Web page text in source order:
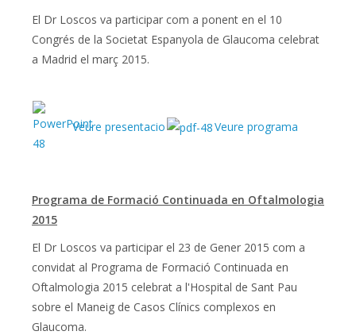
El Dr Loscos va participar com a ponent en el 10
Congrés de la Societat Espanyola de Glaucoma celebrat
a Madrid el març 2015.
Veure presentacio Veure programa
Programa de Formació Continuada en Oftalmologia
2015
El Dr Loscos va participar el 23 de Gener 2015 com a
convidat al Programa de Formació Continuada en
Oftalmologia 2015 celebrat a l'Hospital de Sant Pau
sobre el Maneig de Casos Clínics complexos en
Glaucoma.